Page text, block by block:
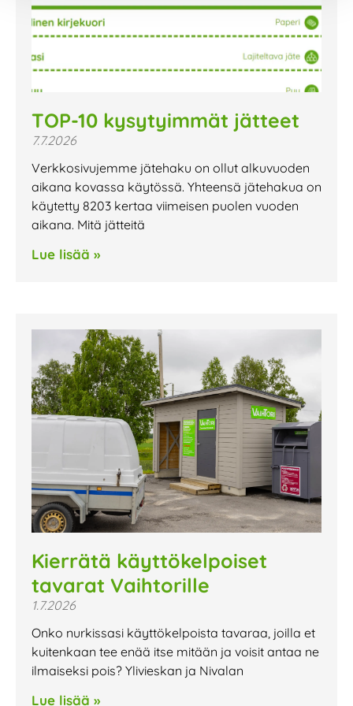
TOP-10 kysytyimmät jätteet
7.7.2026
Verkkosivujemme jätehaku on ollut alkuvuoden
aikana kovassa käytössä. Yhteensä jätehakua on
käytetty 8203 kertaa viimeisen puolen vuoden
aikana. Mitä jätteitä
Lue lisää »
Kierrätä käyttökelpoiset
tavarat Vaihtorille
1.7.2026
Onko nurkissasi käyttökelpoista tavaraa, joilla et
kuitenkaan tee enää itse mitään ja voisit antaa ne
ilmaiseksi pois? Ylivieskan ja Nivalan
Lue lisää »